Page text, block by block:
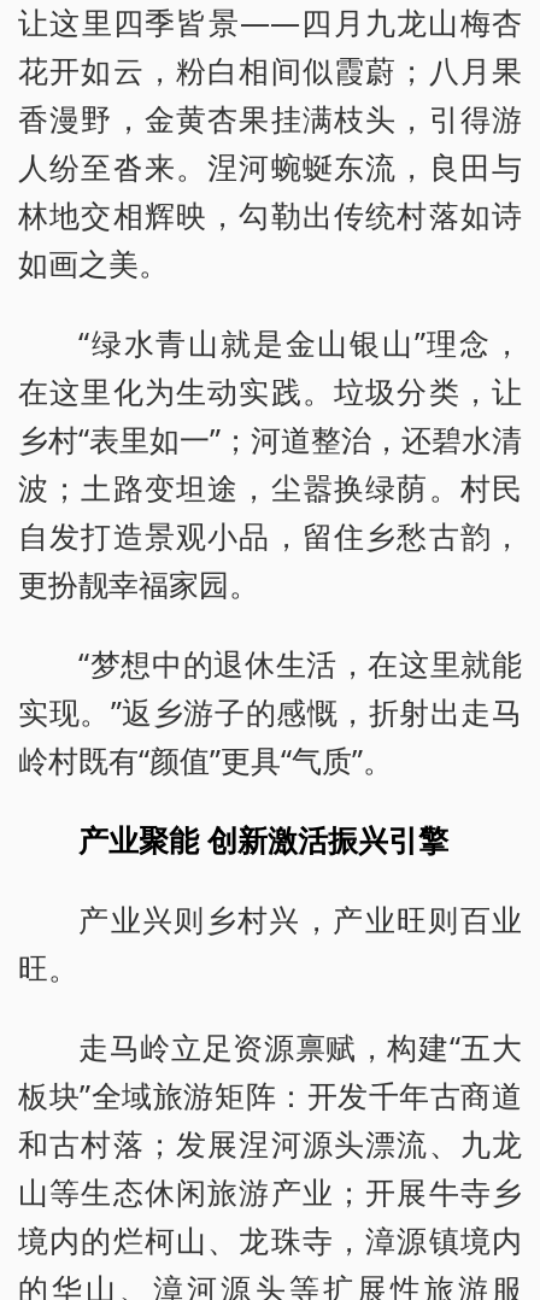
让这里四季皆景——四月九龙山梅杏
花开如云，粉白相间似霞蔚；八月果
香漫野，金黄杏果挂满枝头，引得游
人纷至沓来。涅河蜿蜒东流，良田与
林地交相辉映，勾勒出传统村落如诗
如画之美。
“绿水青山就是金山银山”理念，
在这里化为生动实践。垃圾分类，让
乡村“表里如一”；河道整治，还碧水清
波；土路变坦途，尘嚣换绿荫。村民
自发打造景观小品，留住乡愁古韵，
更扮靓幸福家园。
“梦想中的退休生活，在这里就能
实现。”返乡游子的感慨，折射出走马
岭村既有“颜值”更具“气质”。
产业聚能 创新激活振兴引擎
产业兴则乡村兴，产业旺则百业
旺。
走马岭立足资源禀赋，构建“五大
板块”全域旅游矩阵：开发千年古商道
和古村落；发展涅河源头漂流、九龙
山等生态休闲旅游产业；开展牛寺乡
境内的烂柯山、龙珠寺，漳源镇境内
的华山、漳河源头等扩展性旅游服